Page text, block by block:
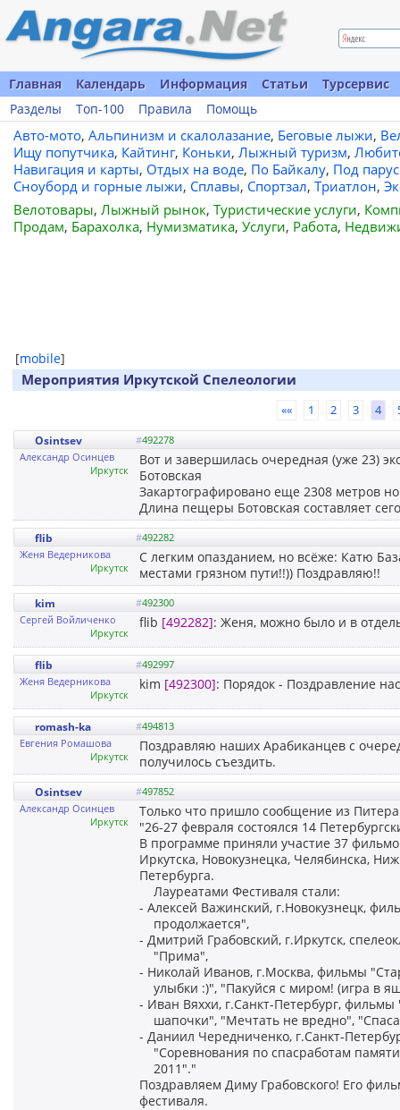
Главная Календарь Информация Статьи
Турсервис
Разделы
Топ-100 Правила Помощь
Авто-мото, Альпинизм и скалолазание, Беговые лыжи,
Ищу попутчика, Кайтинг, Коньки, Лыжный туризм,
Навигация и карты, Отдых на воде, По Байкалу, Под
Сноуборд и горные лыжи, Сплавы, Спортзал, Триатлон,
Велотовары, Лыжный рынок, Туристические услуги,
Продам, Барахолка, Нумизматика, Услуги, Работа,
[mobile]
Мероприятия Иркутской Спелеологии
«« 1 2 3 4
Osintsev #492278
Александр Осинцев
Иркутск
Вот и завершилась очередная (уже 23)
Ботовская
Закартографировано еще 2308 метров
Длина пещеры Ботовская составляет
flib #492282
Женя Ведерникова
Иркутск
С легким опазданием, но всёже: Катю
местами грязном пути!!)) Поздравляю!!
kim #492300
Сергей Войличенко
Иркутск
flib [492282]: Женя, можно было и в
flib #492997
Женя Ведерникова
Иркутск
kim [492300]: Порядок - Поздравление
romash-ka #494813
Евгения Ромашова
Иркутск
Поздравляю наших Арабиканцев с
получилось съездить.
Osintsev #497852
Александр Осинцев
Иркутск
Только что пришло сообщение из
"26-27 февраля состоялся 14
В программе приняли участие 37
Иркутска, Новокузнецка, Челябинска,
Петербурга.
Лауреатами Фестиваля стали:
- Алексей Важинский, г.Новокузнецк,
продолжается",
- Дмитрий Грабовский, г.Иркутск,
"Прима",
- Николай Иванов, г.Москва, фильмы
улыбки :)", "Пакуйся с миром! (игра в
- Иван Вяххи, г.Санкт-Петербург,
шапочки", "Мечтать не вредно",
- Даниил Чередниченко, г.Санкт-
"Соревнования по спасработам
2011"."
Поздравляем Диму Грабовского! Его
фестиваля.